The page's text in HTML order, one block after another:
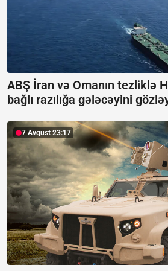
ABŞ İran və Omanın tezliklə
bağlı razılığa gələcəyini
7 Avqust 23:17